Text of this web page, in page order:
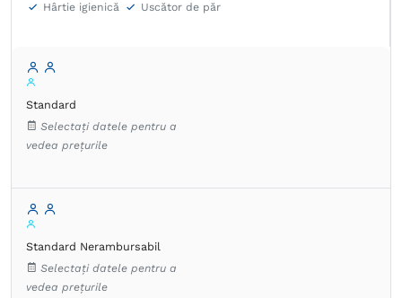
Hârtie igienică
Uscător de păr
Standard
Selectați datele pentru a
vedea prețurile
Standard Nerambursabil
Selectați datele pentru a
vedea prețurile